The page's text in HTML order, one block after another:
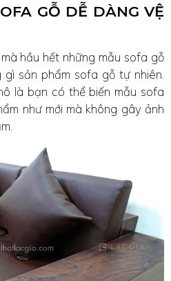
GỖ DỄ DÀNG VỆ
hầu hết những mẫu sofa gỗ
sản phẩm sofa gỗ tự nhiên.
là bạn có thể biến mẫu sofa
như mới mà không gây ảnh